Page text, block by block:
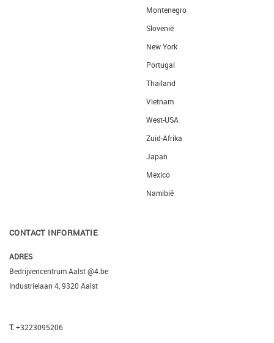
Montenegro
Slovenië
New York
Portugal
Thailand
Vietnam
West-USA
Zuid-Afrika
Japan
Mexico
Namibië
CONTACT INFORMATIE
ADRES
Bedrijvencentrum Aalst @4.be
Industrielaan 4, 9320 Aalst
T.+3223095206